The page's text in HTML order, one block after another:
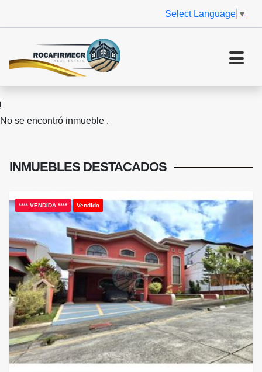
Select Language ▼
No se encontró inmueble .
INMUEBLES DESTACADOS
**** VENDIDA **** Vendido